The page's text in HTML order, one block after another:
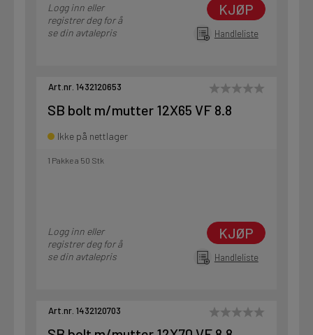
Logg inn eller
registrer deg for å
se din avtalepris
KJØP
Handleliste
Art.nr. 1432120653
SB bolt m/mutter 12X65 VF 8.8
Ikke på nettlager
1 Pakke a 50 Stk
Logg inn eller
registrer deg for å
se din avtalepris
KJØP
Handleliste
Art.nr. 1432120703